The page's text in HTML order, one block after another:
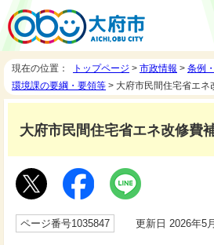
現在の位置： トップページ > 市政情報 > 条例
環境課の要綱・要領等 > 大府市民間住宅省エネ
大府市民間住宅省エネ改修費
ページ番号1035847 更新日 2026年5